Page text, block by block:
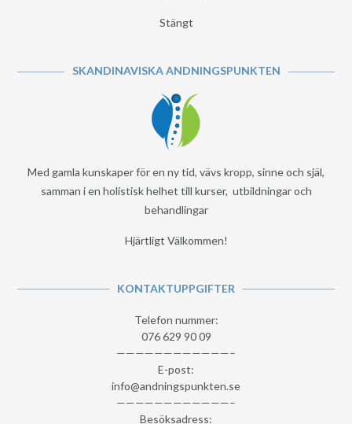
Stängt
SKANDINAVISKA ANDNINGSPUNKTEN
Med gamla kunskaper för en ny tid, vävs kropp, sinne och själ,
samman i en holistisk helhet till kurser, utbildningar och
behandlingar
Hjärtligt Välkommen!
KONTAKTUPPGIFTER
Telefon nummer:
076 629 90 09
————————————–
E-post:
info@andningspunkten.se
————————————–
Besöksadress: